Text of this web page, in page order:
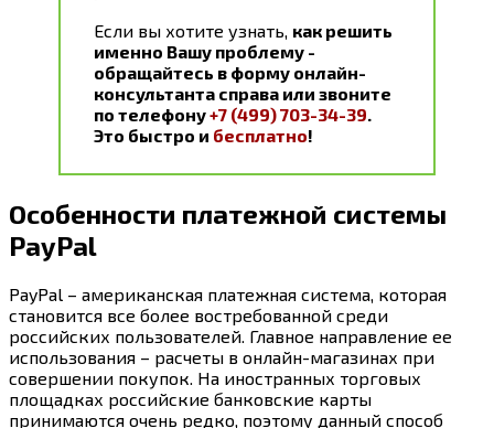
Если вы хотите узнать, как решить
именно Вашу проблему -
обращайтесь в форму онлайн-
консультанта справа или звоните
по телефону+7 (499) 703-34-39.
Это быстро и бесплатно!
Особенности платежной системы
PayPal
PayPal – американская платежная система, которая
становится все более востребованной среди
российских пользователей. Главное направление ее
использования – расчеты в онлайн-магазинах при
совершении покупок. На иностранных торговых
площадках российские банковские карты
принимаются очень редко, поэтому данный способ